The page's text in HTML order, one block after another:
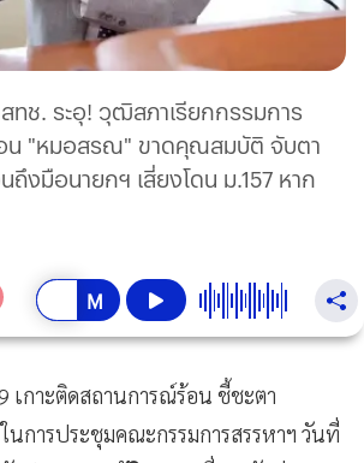
ทช. ระอุ! วุฒิสภาเรียกกรรมการ
น "หมอสรณ" ขาดคุณสมบัติ จับตา
งมือนายกฯ เสี่ยงโดน ม.157 หาก
เกาะติดสถานการณ์ร้อน ชี้ชะตา
ในการประชุมคณะกรรมการสรรหาฯ วันที่